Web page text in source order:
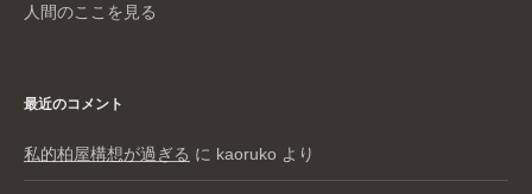
人間のここを見る
最近のコメント
私的柏屋構想が過ぎる に kaoruko より